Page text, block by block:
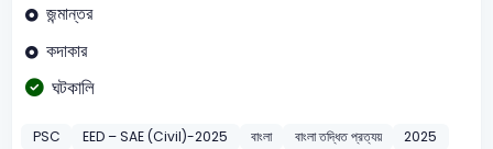
জন্মান্তর
কদাকার
ঘটকালি
PSC EED – SAE (Civil)-2025 বাংলা বাংলা তদ্ধিত প্রত্যয় 2025